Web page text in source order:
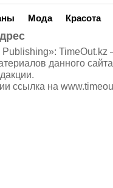
Мода Красота
TimeOut.kz
данного
ссылка на